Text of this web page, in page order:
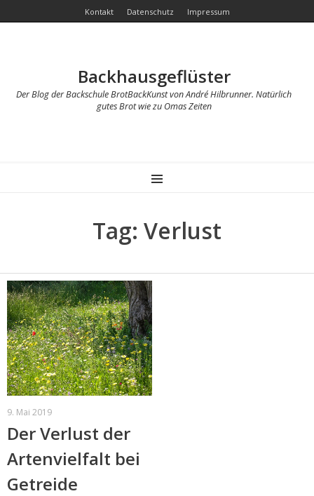
Kontakt Datenschutz Impressum
Backhausgeflüster
Der Blog der Backschule BrotBackKunst von André Hilbrunner. Natürlich
gutes Brot wie zu Omas Zeiten
MENU
Tag: Verlust
9. Mai 2019
Der Verlust der
Artenvielfalt bei
Getreide